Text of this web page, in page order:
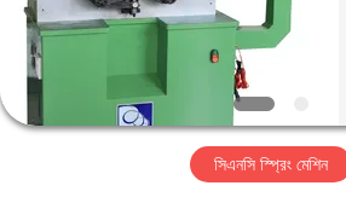
আমাদের
সম্পর্কে
কারখানা
সিএনসি স্প্রিং মেশিন